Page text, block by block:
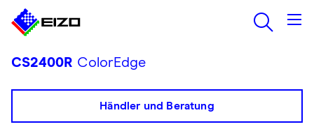
CS2400R ColorEdge
Händler und Beratung